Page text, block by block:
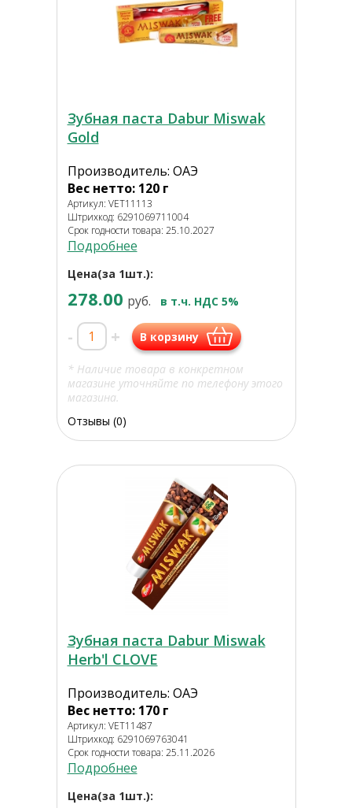
Зубная паста Dabur Miswak
Gold
Производитель: ОАЭ
Вес нетто: 120 г
Артикул: VET11113
Штрихкод: 6291069711004
Срок годности товара: 25.10.2027
Подробнее
Цена(за 1шт.):
278.00 руб. в т.ч. НДС 5%
- + В корзину
* Наличие товара в конкретном
магазине уточняйте по телефону этого
магазина.
Отзывы (0)
Зубная паста Dabur Miswak
Herb'l CLOVE
Производитель: ОАЭ
Вес нетто: 170 г
Артикул: VET11487
Штрихкод: 6291069763041
Срок годности товара: 25.11.2026
Подробнее
Цена(за 1шт.):